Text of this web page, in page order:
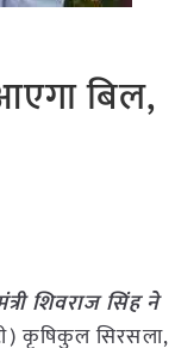
बिल,
शिवराज सिंह ने
कृषिकुल सिरसला,